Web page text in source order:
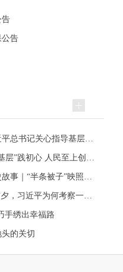
告
公告
手绣出幸福路
的关切